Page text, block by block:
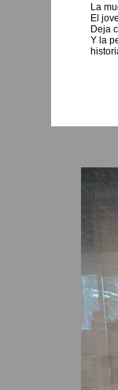
La
El
Deja
Y la